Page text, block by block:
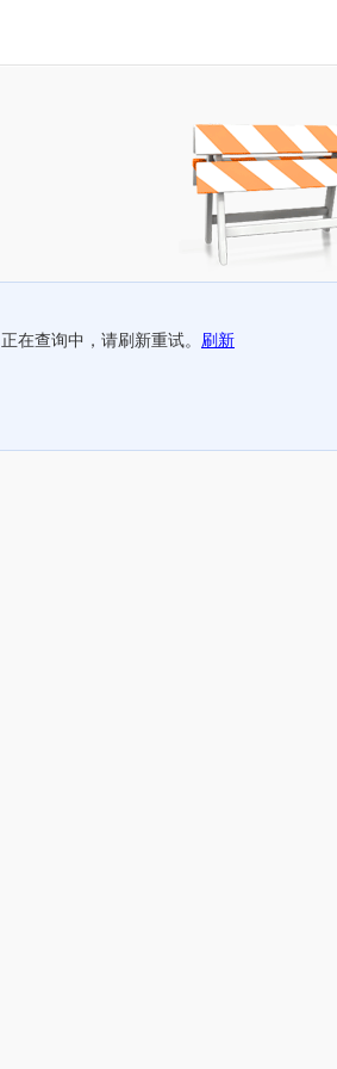
正在查询中，请刷新重试。 刷新